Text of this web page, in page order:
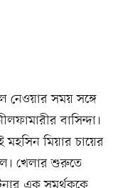
নেওয়ার সময় সঙ্গে
বাসিন্দা।
মহসিন মিয়ার চায়ের
খেলার শুরুতে